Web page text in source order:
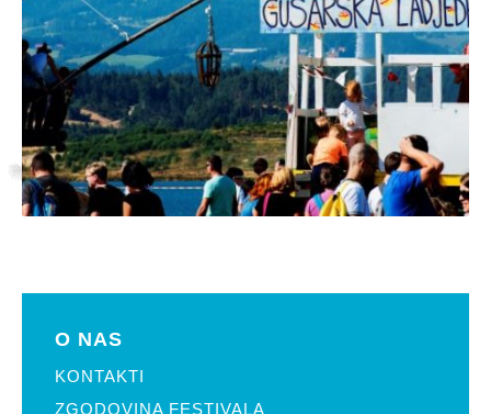
O NAS
KONTAKTI
ZGODOVINA FESTIVALA